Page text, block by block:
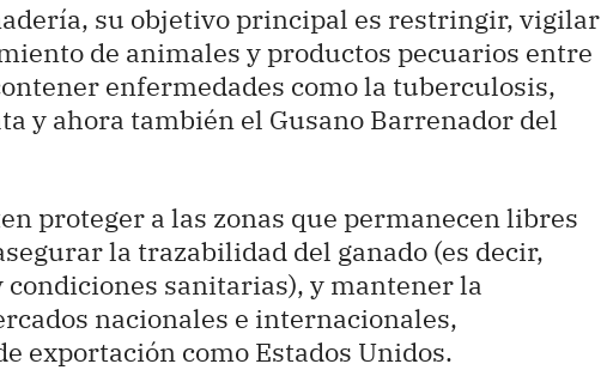
su objetivo principal es restringir, vigilar
de animales y productos pecuarios entre
enfermedades como la tuberculosis,
y ahora también el Gusano Barrenador del
proteger a las zonas que permanecen libres
la trazabilidad del ganado (es decir,
condiciones sanitarias), y mantener la
nacionales e internacionales,
exportación como Estados Unidos.